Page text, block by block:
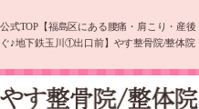
公式TOP【福島区にある腰痛・肩こり・産
ぐ♪地下鉄玉川①出口前】やす整骨院/整体院